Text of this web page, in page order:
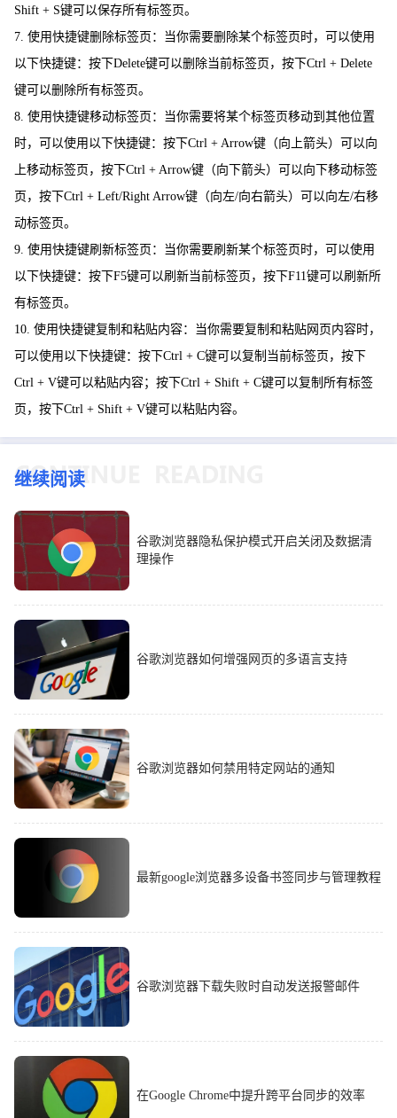
Shift + S键可以保存所有标签页。
7. 使用快捷键删除标签页：当你需要删除某个标签页时，可以使用
以下快捷键：按下Delete键可以删除当前标签页，按下Ctrl + Delete
键可以删除所有标签页。
8. 使用快捷键移动标签页：当你需要将某个标签页移动到其他位置
时，可以使用以下快捷键：按下Ctrl + Arrow键（向上箭头）可以向
上移动标签页，按下Ctrl + Arrow键（向下箭头）可以向下移动标签
页，按下Ctrl + Left/Right Arrow键（向左/向右箭头）可以向左/右移
动标签页。
9. 使用快捷键刷新标签页：当你需要刷新某个标签页时，可以使用
以下快捷键：按下F5键可以刷新当前标签页，按下F11键可以刷新所
有标签页。
10. 使用快捷键复制和粘贴内容：当你需要复制和粘贴网页内容时，
可以使用以下快捷键：按下Ctrl + C键可以复制当前标签页，按下
Ctrl + V键可以粘贴内容；按下Ctrl + Shift + C键可以复制所有标签
页，按下Ctrl + Shift + V键可以粘贴内容。
继续阅读
谷歌浏览器隐私保护模式开启关闭及数据清
理操作
谷歌浏览器如何增强网页的多语言支持
谷歌浏览器如何禁用特定网站的通知
最新google浏览器多设备书签同步与管理教程
谷歌浏览器下载失败时自动发送报警邮件
在Google Chrome中提升跨平台同步的效率